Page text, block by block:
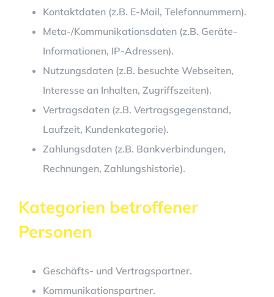
Kontaktdaten (z.B. E-Mail, Telefonnummern).
Meta-/Kommunikationsdaten (z.B. Geräte-
Informationen, IP-Adressen).
Nutzungsdaten (z.B. besuchte Webseiten,
Interesse an Inhalten, Zugriffszeiten).
Vertragsdaten (z.B. Vertragsgegenstand,
Laufzeit, Kundenkategorie).
Zahlungsdaten (z.B. Bankverbindungen,
Rechnungen, Zahlungshistorie).
Kategorien betroffener
Personen
Geschäfts- und Vertragspartner.
Kommunikationspartner.